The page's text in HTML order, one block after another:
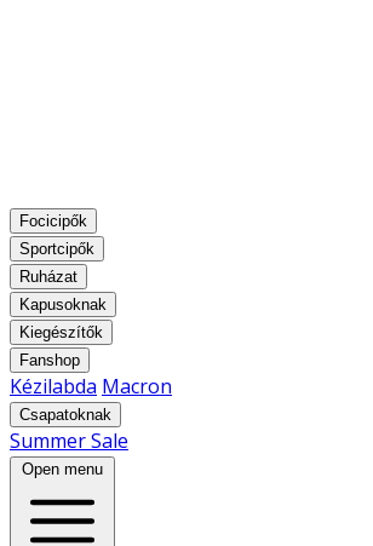
Focicipők
Sportcipők
Ruházat
Kapusoknak
Kiegészítők
Fanshop
Kézilabda Macron
Csapatoknak
Summer Sale
Open menu